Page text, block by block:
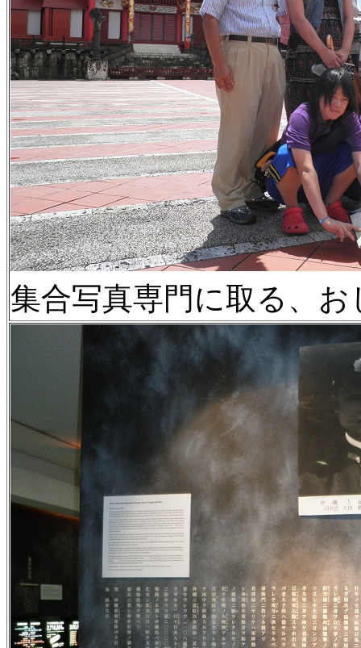
集合写真専門に取る、